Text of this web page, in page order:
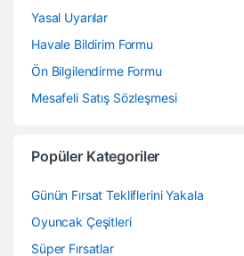
Yasal Uyarılar
Havale Bildirim Formu
Ön Bilgilendirme Formu
Mesafeli Satış Sözleşmesi
Popüler Kategoriler
Günün Fırsat Tekliflerini Yakala
Oyuncak Çeşitleri
Süper Fırsatlar